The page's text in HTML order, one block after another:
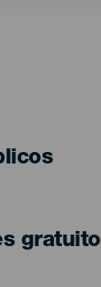
gratuito